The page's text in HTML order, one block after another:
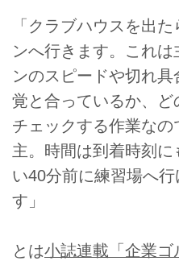
「クラブハウスを出
ンへ行きます。これ
ンのスピードや切れ
覚と合っているか、
チェックする作業な
主。時間は到着時刻
い40分前に練習場へ
す」
とは小誌連載「企業ゴ